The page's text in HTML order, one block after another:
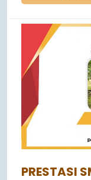
PRESTASI